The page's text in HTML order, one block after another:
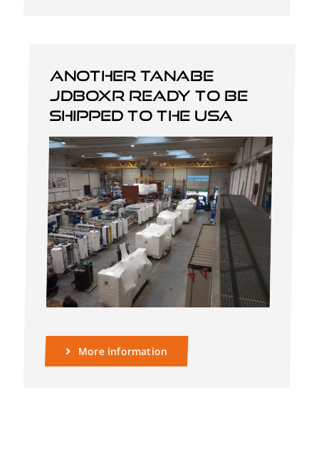
Another Tanabe
JDBOXR ready to be
shipped to the USA
More information